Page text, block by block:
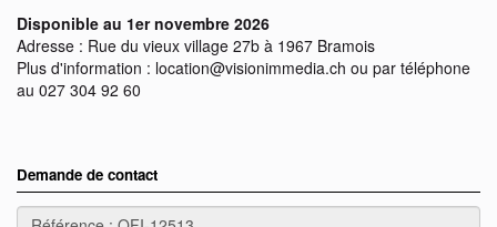
Disponible au 1er novembre 2026
Adresse : Rue du vieux village 27b à 1967 Bramois
Plus d'information : location@visionimmedia.ch ou par téléphone
au 027 304 92 60
Demande de contact